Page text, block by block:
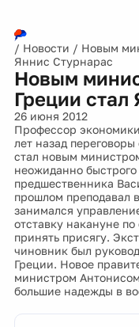
/ Новости / Новым
Яннис Стурнарас
Новым
Греции
26 июня 2012
Профессор
лет назад
стал новым
неожиданно быстрого
предшественника
прошлом преподавал
занимался
отставку накануне
принять присягу.
чиновник был
Греции. Новое
министром
большие надежды в